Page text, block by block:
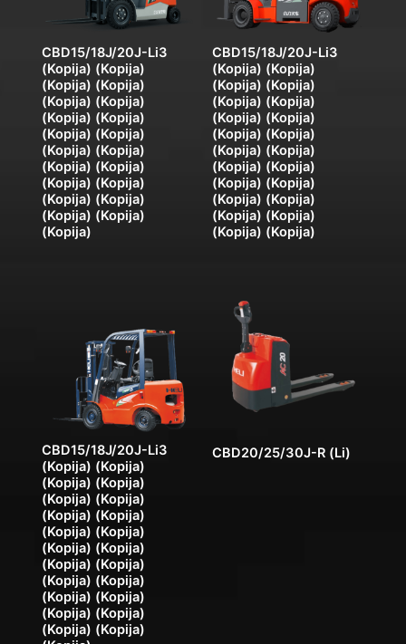
CBD15/18J/20J-Li3
(Kopija) (Kopija)
(Kopija) (Kopija)
(Kopija) (Kopija)
(Kopija) (Kopija)
(Kopija) (Kopija)
(Kopija) (Kopija)
(Kopija) (Kopija)
(Kopija) (Kopija)
(Kopija) (Kopija)
(Kopija) (Kopija)
(Kopija)
CBD15/18J/20J-Li3
(Kopija) (Kopija)
(Kopija) (Kopija)
(Kopija) (Kopija)
(Kopija) (Kopija)
(Kopija) (Kopija)
(Kopija) (Kopija)
(Kopija) (Kopija)
(Kopija) (Kopija)
(Kopija) (Kopija)
(Kopija) (Kopija)
(Kopija) (Kopija)
CBD15/18J/20J-Li3
(Kopija) (Kopija)
(Kopija) (Kopija)
(Kopija) (Kopija)
(Kopija) (Kopija)
(Kopija) (Kopija)
(Kopija) (Kopija)
(Kopija) (Kopija)
(Kopija) (Kopija)
(Kopija) (Kopija)
(Kopija) (Kopija)
(Kopija) (Kopija)
CBD20/25/30J-R (Li)